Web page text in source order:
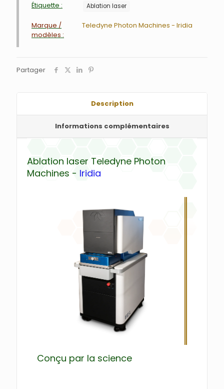
Étiquette :
Ablation laser
Marque /
modèles :
Teledyne Photon Machines - Iridia
Partager
Description
Informations complémentaires
Ablation laser Teledyne Photon
Machines - Iridia
Conçu par la science